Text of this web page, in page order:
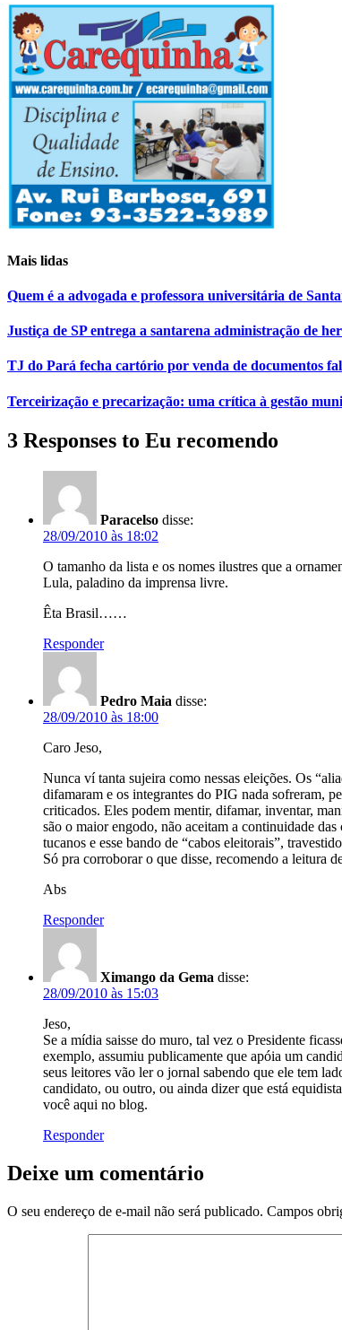
Mais lidas
Quem é a advogada e professora universitária de
Justiça de SP entrega a santarena administração de
TJ do Pará fecha cartório por venda de documentos
Terceirização e precarização: uma crítica à gestão
3 Responses to Eu recomendo
Paracelso disse:
28/09/2010 às 18:02
O tamanho da lista e os nomes ilustres que a
Lula, paladino da imprensa livre.
Êta Brasil……
Responder
Pedro Maia disse:
28/09/2010 às 18:00
Caro Jeso,
Nunca ví tanta sujeira como nessas eleições. Os
difamaram e os integrantes do PIG nada sofreram,
criticados. Eles podem mentir, difamar, inventar,
são o maior engodo, não aceitam a continuidade
tucanos e esse bando de “cabos eleitorais”,
Só pra corroborar o que disse, recomendo a leitura
Abs
Responder
Ximango da Gema disse:
28/09/2010 às 15:03
Jeso,
Se a mídia saisse do muro, tal vez o Presidente
exemplo, assumiu publicamente que apóia um
seus leitores vão ler o jornal sabendo que ele tem
candidato, ou outro, ou ainda dizer que está
você aqui no blog.
Responder
Deixe um comentário
O seu endereço de e-mail não será publicado. Campos